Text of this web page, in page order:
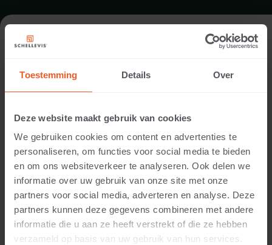
Toestemming Details Over
Deze website maakt gebruik van cookies
We gebruiken cookies om content en advertenties te
personaliseren, om functies voor social media te bieden
en om ons websiteverkeer te analyseren. Ook delen we
informatie over uw gebruik van onze site met onze
partners voor social media, adverteren en analyse. Deze
partners kunnen deze gegevens combineren met andere
informatie die u aan ze heeft verstrekt of die ze hebben
verzameld op basis van uw gebruik van hun services.
FORMAAT - BLOKMODEL 50X37
ASSORTIMENT TRAPTREDEN
15 CM DIKTE